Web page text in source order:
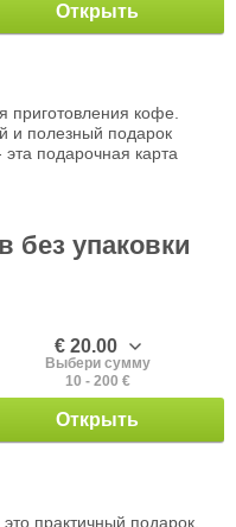
Открыть
приготовления кофе.
и полезный подарок
подарочная карта
без упаковки
€ 20.00
Выбери сумму
10 - 200 €
Открыть
практичный подарок,